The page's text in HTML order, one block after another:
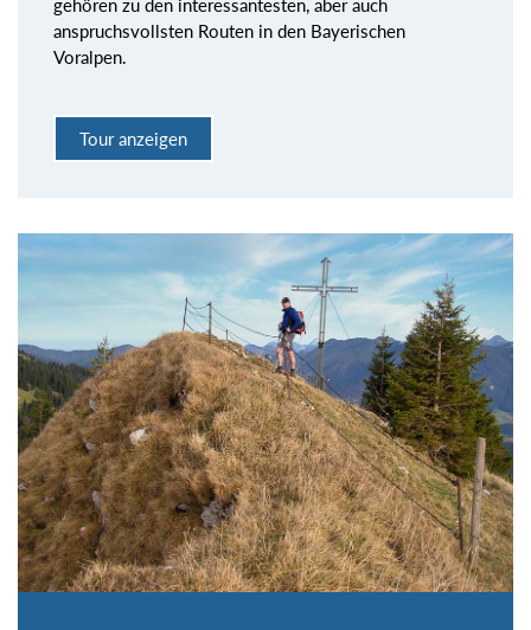
gehören zu den interessantesten, aber auch
anspruchsvollsten Routen in den Bayerischen
Voralpen.
Tour anzeigen